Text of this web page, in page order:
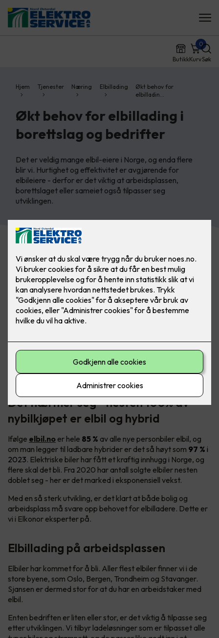
ButikkKurv
0
Søk
Hjem Tjenester Næring Elbillading
Økt behov for
elbilladin…
Økt behov for elbillading i
borettslag og bedrifter
Det er veldig mange elbil-eiere i Norge, og enda flere
blir vi. Hurtighet og effektivitet er avgjørende for
elbileiere - derfor er det viktig at arbeidsplassen,
borettslaget eller sameiet også tilpasser seg
utviklingen.
I Norge er det et stort, og voksende behov for tilgjengelige
elbilladere - både i borettslaget og på arbeidsplassen.
Foto: Marthe Thu (for Zaptec)
Det nærmer seg - nesten 100% av
nybilkjøpet er elbil og hybrid
Ifølge elbil.no er hele 85 % av alle nye personbiler elbil, og
om man legger til ladbare hybrider er det så høyt som 97 % i
2023. Elektriske biler har fått et kraftig innhugg i Norge, og
flere skal det bli. Fra 2020 har antall solgte elbiler nesten
doblet seg - her er det marked i eksponensiell vekst.
Med en så sterk utvikling, er det klart at både bolig og
arbeidsplass må svare opp behovet for elbilladere. Dette er
vi i Elkonor eksperter på.
Elbillading på arbeidsplassen
Elbiler har kommet for å bli. Aller flest elbiler finner vi i de
store byene, som Oslo, Bergen, Trondheim og Stavanger.
Sjansen er dermed stor for at du har en arbeidstaker med
elbil.
Enten bedriften er liten eller stor, er det viktig å tilpasse seg
etter utviklingen. Vi tilbyr ladeløsninger som er tilpasset alle